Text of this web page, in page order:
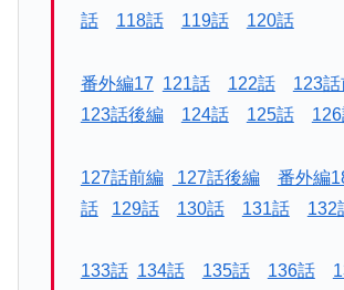
話
118話 119話 120話
番外編17 121話 122話
123
123話後編
124話 125話
127話前編 127話後編 番外編
話
129話 130話 131話 132
133話 134話 135話 136話